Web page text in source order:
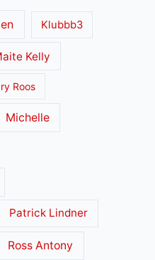
Klubbb3
Kelly
Roos
Michelle
Patrick Lindner
Ross Antony